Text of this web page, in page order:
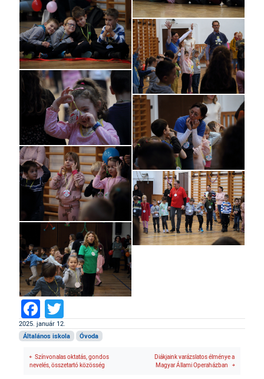
Facebook
2025. január 12.
Általános iskola Óvoda
Színvonalas oktatás, gondos
nevelés, összetartó közösség
Diákjaink varázslatos élménye a
Magyar Állami Operaházban